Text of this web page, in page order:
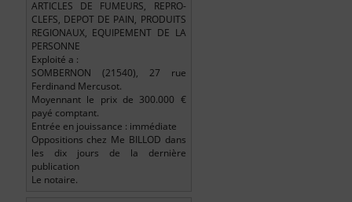
ARTICLES DE FUMEURS, REPRO-
CLEFS, DEPOT DE PAIN, PRODUITS
REGIONAUX, EQUIPEMENT DE LA
PERSONNE
Exploité a :
SOMBERNON (21540), 27 rue
Ferdinand Mercusot.
Moyennant le prix de 300.000 €
payé comptant.
Entrée en jouissance : immédiate
Oppositions chez Me BILLOD dans
les dix jours de la dernière
publication
Le notaire.